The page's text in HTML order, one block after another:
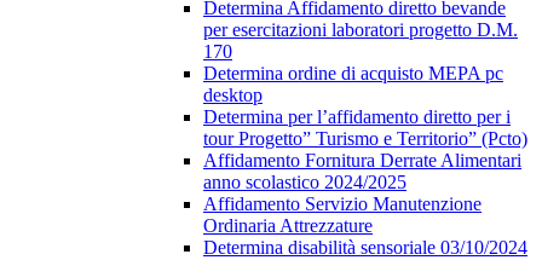
Determina Affidamento diretto bevande
per esercitazioni laboratori progetto D.M.
170
Determina ordine di acquisto MEPA pc
desktop
Determina per l’affidamento diretto per i
tour Progetto” Turismo e Territorio” (Pcto)
Affidamento Fornitura Derrate Alimentari
anno scolastico 2024/2025
Affidamento Servizio Manutenzione
Ordinaria Attrezzature
Determina disabilità sensoriale 03/10/2024